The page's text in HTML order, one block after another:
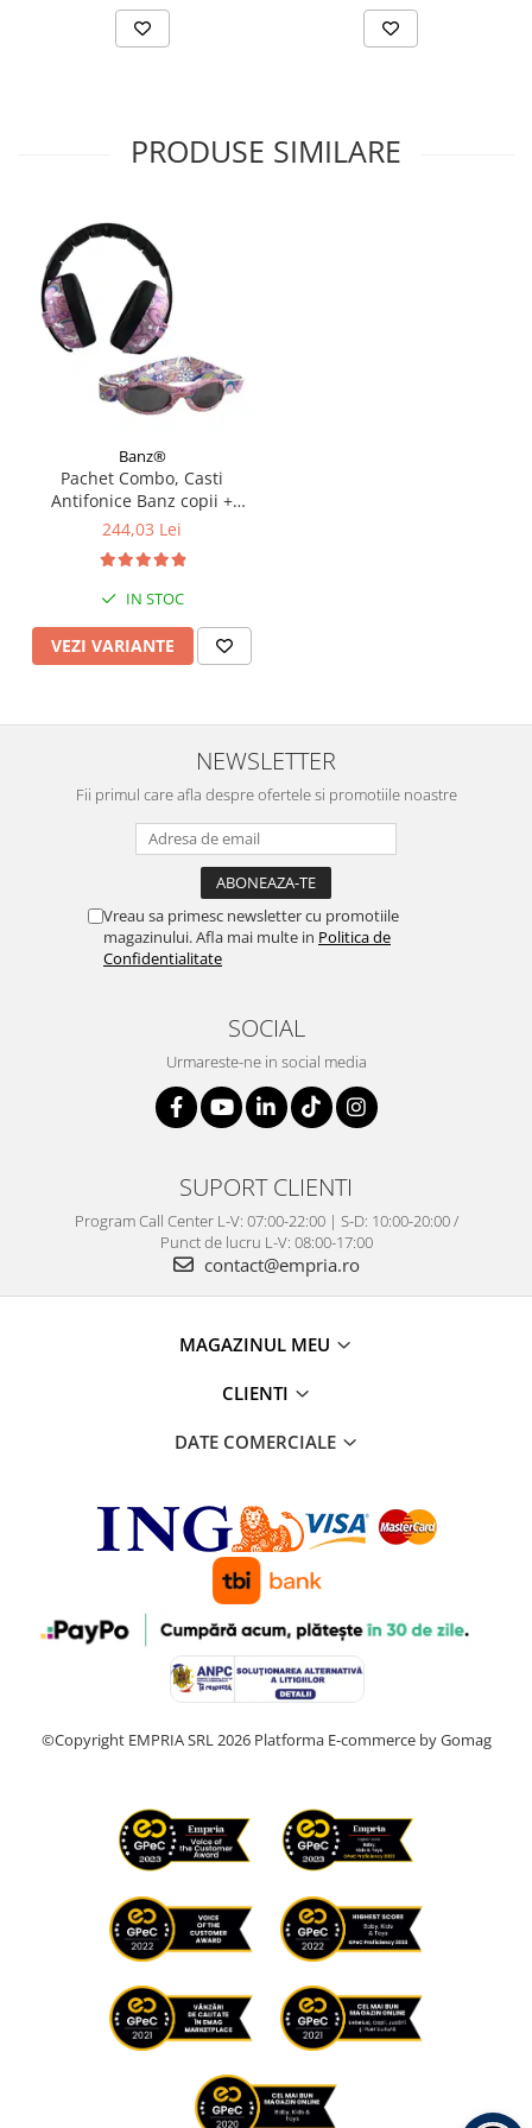
PRODUSE SIMILARE
Banz®
Pachet Combo, Casti
Antifonice Banz copii +
Ochelari de Soare Protectie
modele
244,03 Lei
IN STOC
VEZI VARIANTE
NEWSLETTER
Fii primul care afla despre ofertele si promotiile noastre
Vreau sa primesc newsletter cu promotiile
magazinului. Afla mai multe in Politica de
Confidentialitate
SOCIAL
Urmareste-ne in social media
SUPORT CLIENTI
Program Call Center L-V: 07:00-22:00 | S-D: 10:00-20:00 /
Punct de lucru L-V: 08:00-17:00
contact@empria.ro
MAGAZINUL MEU
CLIENTI
DATE COMERCIALE
©Copyright EMPRIA SRL 2026 Platforma E-commerce by Gomag